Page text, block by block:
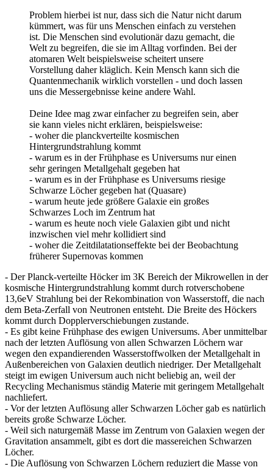
Problem hierbei ist nur, dass sich die Natur nicht darum
kümmert, was für uns Menschen einfach zu verstehen
ist. Die Menschen sind evolutionär dazu gemacht, die
Welt zu begreifen, die sie im Alltag vorfinden. Bei der
atomaren Welt beispielsweise scheitert unsere
Vorstellung daher kläglich. Kein Mensch kann sich die
Quantenmechanik wirklich vorstellen - und doch lassen
uns die Messergebnisse keine andere Wahl.
Deine Idee mag zwar einfacher zu begreifen sein, aber
sie kann vieles nicht erklären, beispielsweise:
- woher die planckverteilte kosmischen
Hintergrundstrahlung kommt
- warum es in der Frühphase es Universums nur einen
sehr geringen Metallgehalt gegeben hat
- warum es in der Frühphase es Universums riesige
Schwarze Löcher gegeben hat (Quasare)
- warum heute jede größere Galaxie ein großes
Schwarzes Loch im Zentrum hat
- warum es heute noch viele Galaxien gibt und nicht
inzwischen viel mehr kollidiert sind
- woher die Zeitdilatationseffekte bei der Beobachtung
früherer Supernovas kommen
- Der Planck-verteilte Höcker im 3K Bereich der Mikrowellen in der
kosmische Hintergrundstrahlung kommt durch rotverschobene
13,6eV Strahlung bei der Rekombination von Wasserstoff, die nach
dem Beta-Zerfall von Neutronen entsteht. Die Breite des Höckers
kommt durch Dopplerverschiebungen zustande.
- Es gibt keine Frühphase des ewigen Universums. Aber unmittelbar
nach der letzten Auflösung von allen Schwarzen Löchern war
wegen den expandierenden Wasserstoffwolken der Metallgehalt in
Außenbereichen von Galaxien deutlich niedriger. Der Metallgehalt
steigt im ewigen Universum auch nicht beliebig an, weil der
Recycling Mechanismus ständig Materie mit geringem Metallgehalt
nachliefert.
- Vor der letzten Auflösung aller Schwarzen Löcher gab es natürlich
bereits große Schwarze Löcher.
- Weil sich naturgemäß Masse im Zentrum von Galaxien wegen der
Gravitation ansammelt, gibt es dort die massereichen Schwarzen
Löcher.
- Die Auflösung von Schwarzen Löchern reduziert die Masse von